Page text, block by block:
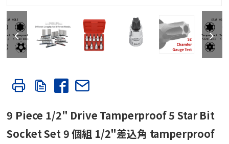
9 Piece 1/2" Drive Tamperproof 5 Star Bit
Socket Set 9 個組 1/2"差込角 tamperproof